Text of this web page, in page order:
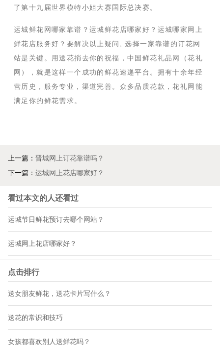
了第十九届世界模特小姐大赛国际总决赛。
运城鲜花网哪家靠谱？运城鲜花店哪家好？运城哪家网上
鲜花店服务好？要解决以上疑问, 选择一家靠谱的订花网
站是关键。用送花捎去你的祝福，中国鲜花礼品网（花礼
网），就是这样一个成功的鲜花速递平台。拥有十余年经
营历史，服务专业，渠道完善。众多品质花款，花礼网能
满足你的鲜花需求。
上一篇： 晋城网上订花靠谱吗？
下一篇： 运城网上花店哪家好？
看过本文的人还看过
运城节日鲜花预订去哪个网站？
运城网上花店哪家好？
点击排行
送女朋友鲜花，送花卡片写什么？
送花的常识和技巧
女孩都喜欢别人送鲜花吗？